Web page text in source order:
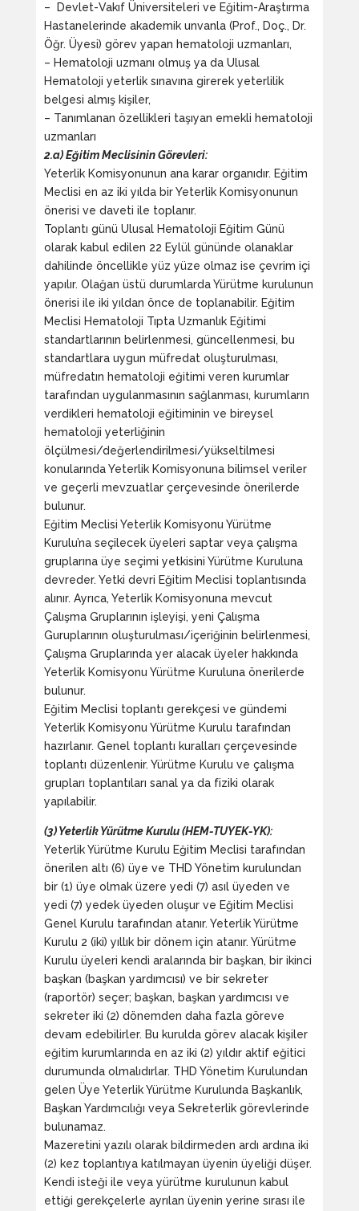
– Devlet-Vakıf Üniversiteleri ve Eğitim-Araştırma
Hastanelerinde akademik unvanla (Prof., Doç., Dr.
Öğr. Üyesi) görev yapan hematoloji uzmanları,
– Hematoloji uzmanı olmuş ya da Ulusal
Hematoloji yeterlik sınavına girerek yeterlilik
belgesi almış kişiler,
– Tanımlanan özellikleri taşıyan emekli hematoloji
uzmanları
2.a) Eğitim Meclisinin Görevleri:
Yeterlik Komisyonunun ana karar organıdır. Eğitim
Meclisi en az iki yılda bir Yeterlik Komisyonunun
önerisi ve daveti ile toplanır.
Toplantı günü Ulusal Hematoloji Eğitim Günü
olarak kabul edilen 22 Eylül gününde olanaklar
dahilinde öncellikle yüz yüze olmaz ise çevrim içi
yapılır. Olağan üstü durumlarda Yürütme kurulunun
önerisi ile iki yıldan önce de toplanabilir. Eğitim
Meclisi Hematoloji Tıpta Uzmanlık Eğitimi
standartlarının belirlenmesi, güncellenmesi, bu
standartlara uygun müfredat oluşturulması,
müfredatın hematoloji eğitimi veren kurumlar
tarafından uygulanmasının sağlanması, kurumların
verdikleri hematoloji eğitiminin ve bireysel
hematoloji yeterliğinin
ölçülmesi/değerlendirilmesi/yükseltilmesi
konularında Yeterlik Komisyonuna bilimsel veriler
ve geçerli mevzuatlar çerçevesinde önerilerde
bulunur.
Eğitim Meclisi Yeterlik Komisyonu Yürütme
Kurulu’na seçilecek üyeleri saptar veya çalışma
gruplarına üye seçimi yetkisini Yürütme Kuruluna
devreder. Yetki devri Eğitim Meclisi toplantısında
alınır. Ayrıca, Yeterlik Komisyonuna mevcut
Çalışma Gruplarının işleyişi, yeni Çalışma
Guruplarının oluşturulması/içeriğinin belirlenmesi,
Çalışma Gruplarında yer alacak üyeler hakkında
Yeterlik Komisyonu Yürütme Kuruluna önerilerde
bulunur.
Eğitim Meclisi toplantı gerekçesi ve gündemi
Yeterlik Komisyonu Yürütme Kurulu tarafından
hazırlanır. Genel toplantı kuralları çerçevesinde
toplantı düzenlenir. Yürütme Kurulu ve çalışma
grupları toplantıları sanal ya da fiziki olarak
yapılabilir.
(3) Yeterlik Yürütme Kurulu (HEM-TUYEK-YK):
Yeterlik Yürütme Kurulu Eğitim Meclisi tarafından
önerilen altı (6) üye ve THD Yönetim kurulundan
bir (1) üye olmak üzere yedi (7) asıl üyeden ve
yedi (7) yedek üyeden oluşur ve Eğitim Meclisi
Genel Kurulu tarafından atanır. Yeterlik Yürütme
Kurulu 2 (iki) yıllık bir dönem için atanır. Yürütme
Kurulu üyeleri kendi aralarında bir başkan, bir ikinci
başkan (başkan yardımcısı) ve bir sekreter
(raportör) seçer; başkan, başkan yardımcısı ve
sekreter iki (2) dönemden daha fazla göreve
devam edebilirler. Bu kurulda görev alacak kişiler
eğitim kurumlarında en az iki (2) yıldır aktif eğitici
durumunda olmalıdırlar. THD Yönetim Kurulundan
gelen Üye Yeterlik Yürütme Kurulunda Başkanlık,
Başkan Yardımcılığı veya Sekreterlik görevlerinde
bulunamaz.
Mazeretini yazılı olarak bildirmeden ardı ardına iki
(2) kez toplantıya katılmayan üyenin üyeliği düşer.
Kendi isteği ile veya yürütme kurulunun kabul
ettiği gerekçelerle ayrılan üyenin yerine sırası ile